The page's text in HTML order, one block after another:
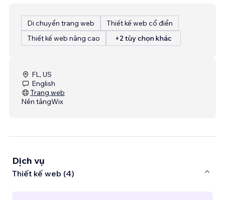
Di chuyển trang web
Thiết kế web cổ điển
Thiết kế web nâng cao
+2 tùy chọn khác
FL, US
English
Trang web
Nền tảngWix
Dịch vụ
Thiết kế web (4)